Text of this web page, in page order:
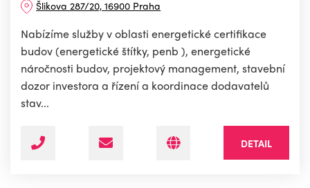
Šlikova 287/20, 16900 Praha
Nabízíme služby v oblasti energetické certifikace
budov (energetické štítky, penb ), energetické
náročnosti budov, projektový management, stavební
dozor investora a řízení a koordinace dodavatelů
stav...
DETAIL